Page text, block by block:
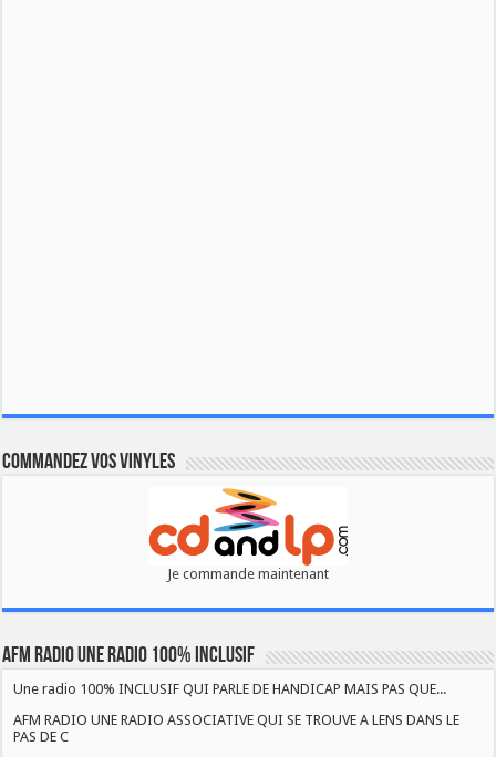
Commandez vos vinyles
Je commande maintenant
AFM RADIO UNE RADIO 100% INCLUSIF
Une radio 100% INCLUSIF QUI PARLE DE HANDICAP MAIS PAS QUE...
AFM RADIO UNE RADIO ASSOCIATIVE QUI SE TROUVE A LENS DANS LE
PAS DE C